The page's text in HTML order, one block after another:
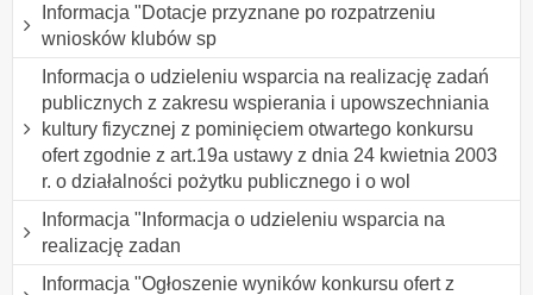
Informacja "Dotacje przyznane po rozpatrzeniu
wniosków klubów sp
Informacja o udzieleniu wsparcia na realizację zadań
publicznych z zakresu wspierania i upowszechniania
kultury fizycznej z pominięciem otwartego konkursu
ofert zgodnie z art.19a ustawy z dnia 24 kwietnia 2003
r. o działalności pożytku publicznego i o wol
Informacja "Informacja o udzieleniu wsparcia na
realizację zadan
Informacja "Ogłoszenie wyników konkursu ofert z